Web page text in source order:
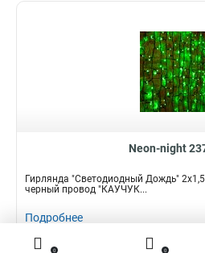
Neon-night
Гирлянда "Светодиодный Дождь"
черный провод "КАУЧУК...
Подробнее
Наличие:
0 0